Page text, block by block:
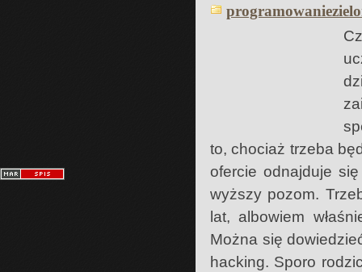
to, chociaż trzeba
ofercie odnajduje
wyższy pozom.
lat, albowiem
Można się
hacking. Sporo